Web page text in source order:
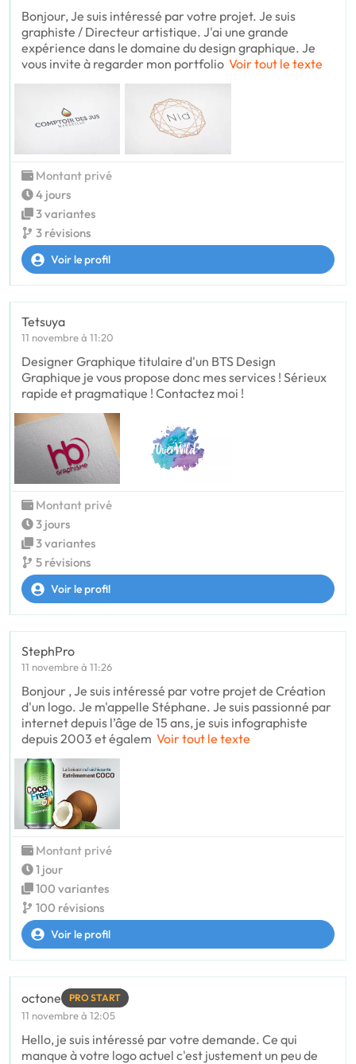
Bonjour, Je suis intéressé par votre projet. Je suis
graphiste / Directeur artistique. J'ai une grande
expérience dans le domaine du design graphique. Je
vous invite à regarder mon portfolio Voir tout le texte
Montant privé
4 jours
3 variantes
3 révisions
Voir le profil
Tetsuya
11 novembre à 11:20
Designer Graphique titulaire d'un BTS Design
Graphique je vous propose donc mes services ! Sérieux
rapide et pragmatique ! Contactez moi !
Montant privé
3 jours
3 variantes
5 révisions
Voir le profil
StephPro
11 novembre à 11:26
Bonjour , Je suis intéressé par votre projet de Création
d'un logo. Je m'appelle Stéphane. Je suis passionné par
internet depuis l’âge de 15 ans, je suis infographiste
depuis 2003 et égalem Voir tout le texte
Montant privé
1 jour
100 variantes
100 révisions
Voir le profil
octone PRO START
11 novembre à 12:05
Hello, je suis intéressé par votre demande. Ce qui
manque à votre logo actuel c'est justement un peu de